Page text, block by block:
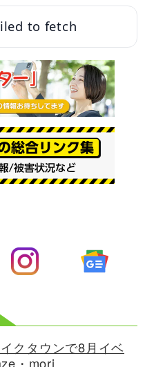
to fetch
クタウンで8月イベ
・mori